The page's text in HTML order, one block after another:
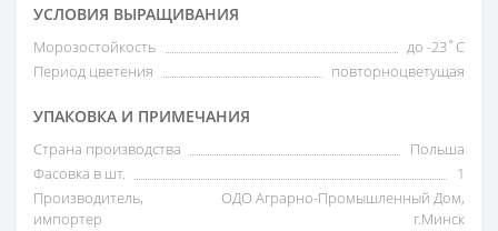
УСЛОВИЯ ВЫРАЩИВАНИЯ
Морозостойкость
до -23˚С
Период цветения
повторноцветущая
УПАКОВКА И ПРИМЕЧАНИЯ
Страна производства
Польша
Фасовка в шт.
1
Производитель,
импортер
ОДО Аграрно-Промышленный Дом,
г.Минск